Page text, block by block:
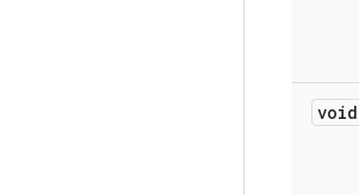
void